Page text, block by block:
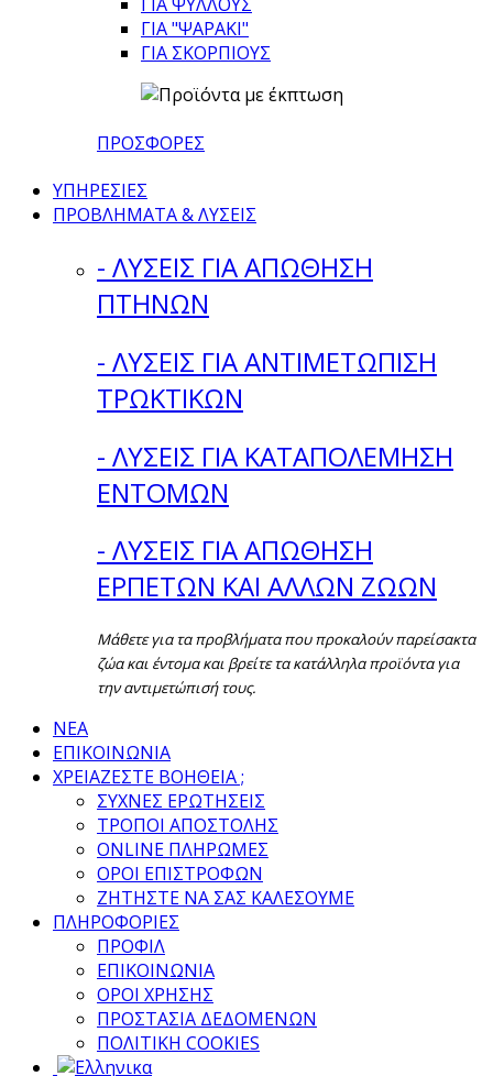
ΓΙΑ "ΨΑΡΑΚΙ"
ΓΙΑ ΣΚΟΡΠΙΟΥΣ
ΠΡΟΣΦΟΡΕΣ
ΥΠΗΡΕΣΙΕΣ
ΠΡΟΒΛΗΜΑΤΑ & ΛΥΣΕΙΣ
- ΛΥΣΕΙΣ ΓΙΑ ΑΠΩΘΗΣΗ
ΠΤΗΝΩΝ
- ΛΥΣΕΙΣ ΓΙΑ ΑΝΤΙΜΕΤΩΠΙΣΗ
ΤΡΩΚΤΙΚΩΝ
- ΛΥΣΕΙΣ ΓΙΑ ΚΑΤΑΠΟΛΕΜΗΣΗ
ΕΝΤΟΜΩΝ
- ΛΥΣΕΙΣ ΓΙΑ ΑΠΩΘΗΣΗ
ΕΡΠΕΤΩΝ ΚΑΙ ΑΛΛΩΝ ΖΩΩΝ
Μάθετε για τα προβλήματα που προκαλούν παρείσακτα
ζώα και έντομα και βρείτε τα κατάλληλα προϊόντα για
την αντιμετώπισή τους.
ΝΕΑ
ΕΠΙΚΟΙΝΩΝΙΑ
ΧΡΕΙΑΖΕΣΤΕ ΒΟΗΘΕΙΑ ;
ΣΥΧΝΕΣ ΕΡΩΤΗΣΕΙΣ
ΤΡΟΠΟΙ ΑΠΟΣΤΟΛΗΣ
ONLINE ΠΛΗΡΩΜΕΣ
ΟΡΟΙ ΕΠΙΣΤΡΟΦΩΝ
ΖΗΤΗΣΤΕ ΝΑ ΣΑΣ ΚΑΛΕΣΟΥΜΕ
ΠΛΗΡΟΦΟΡΙΕΣ
ΠΡΟΦΙΛ
ΕΠΙΚΟΙΝΩΝΙΑ
ΟΡΟΙ ΧΡΗΣΗΣ
ΠΡΟΣΤΑΣΙΑ ΔΕΔΟΜΕΝΩΝ
ΠΟΛΙΤΙΚΗ COOKIES